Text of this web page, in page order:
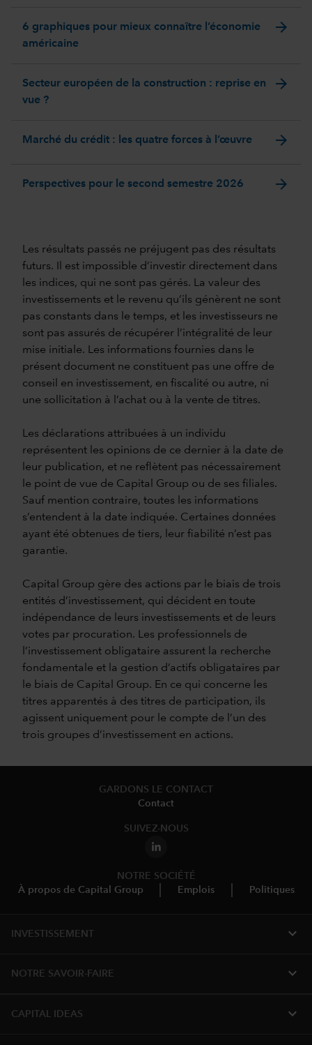
6 graphiques pour mieux connaître l’économie
américaine
arrow_forward
Secteur européen de la construction : reprise en
vue ?
arrow_forward
Marché du crédit : les quatre forces à l’œuvre arrow_forward
Perspectives pour le second semestre 2026 arrow_forward
Les résultats passés ne préjugent pas des résultats
futurs. Il est impossible d’investir directement dans
les indices, qui ne sont pas gérés. La valeur des
investissements et le revenu qu’ils génèrent ne sont
pas constants dans le temps, et les investisseurs ne
sont pas assurés de récupérer l’intégralité de leur
mise initiale. Les informations fournies dans le
présent document ne constituent pas une offre de
conseil en investissement, en fiscalité ou autre, ni
une sollicitation à l’achat ou à la vente de titres.
Les déclarations attribuées à un individu
représentent les opinions de ce dernier à la date de
leur publication, et ne reflètent pas nécessairement
le point de vue de Capital Group ou de ses filiales.
Sauf mention contraire, toutes les informations
s’entendent à la date indiquée. Certaines données
ayant été obtenues de tiers, leur fiabilité n’est pas
garantie.
Capital Group gère des actions par le biais de trois
entités d’investissement, qui décident en toute
indépendance de leurs investissements et de leurs
votes par procuration. Les professionnels de
l’investissement obligataire assurent la recherche
fondamentale et la gestion d’actifs obligataires par
le biais de Capital Group. En ce qui concerne les
titres apparentés à des titres de participation, ils
agissent uniquement pour le compte de l’un des
trois groupes d’investissement en actions.
GARDONS LE CONTACT
Contact
SUIVEZ-NOUS
NOTRE SOCIÉTÉ
À propos de Capital Group
Emplois Politiques
INVESTISSEMENT expand_more
NOTRE SAVOIR-FAIRE expand_more
CAPITAL IDEAS expand_more